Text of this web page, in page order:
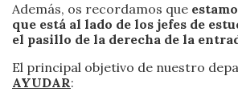
Además, os recordamos que
que está al lado de los jefes de
el pasillo de la derecha de la
El principal objetivo de nuestro
AYUDAR: